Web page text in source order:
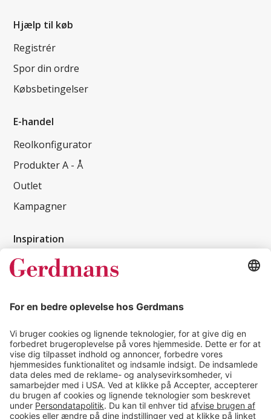
Hjælp til køb
Registrér
Spor din ordre
Købsbetingelser
E-handel
Reolkonfigurator
Produkter A - Å
Outlet
Kampagner
Inspiration
Kundereferencer
Tips & guides
Kontakt
salg@gerdmans.dk
49 18 07 07
Salgsafdeling åbningstider